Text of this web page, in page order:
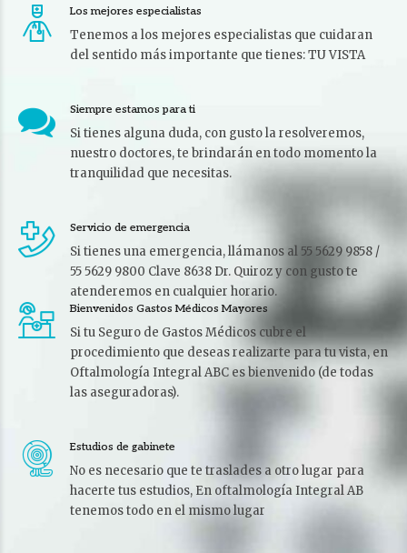
Los mejores especialistas
Tenemos a los mejores especialistas que cuidaran
del sentido más importante que tienes: TU VISTA
Siempre estamos para ti
Si tienes alguna duda, con gusto la resolveremos,
nuestro doctores, te brindarán en todo momento la
tranquilidad que necesitas.
Servicio de emergencia
Si tienes una emergencia, llámanos al 55 5629 9858 /
55 5629 9800 Clave 8638 Dr. Quiroz y con gusto te
atenderemos en cualquier horario.
Bienvenidos Gastos Médicos Mayores
Si tu Seguro de Gastos Médicos cubre el
procedimiento que deseas realizarte para tu vista, en
Oftalmología Integral ABC es bienvenido (de todas
las aseguradoras).
Estudios de gabinete
No es necesario que te traslades a otro lugar para
hacerte tus estudios, En oftalmología Integral AB
tenemos todo en el mismo lugar